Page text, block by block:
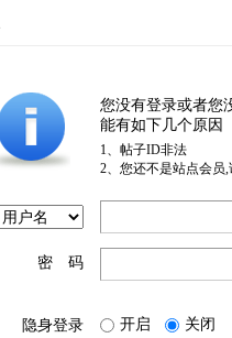
您没有登录或者您
能有如下几个原因
1、帖子ID非法
2、您还不是站点会员
密 码
隐身登录 开启 关闭